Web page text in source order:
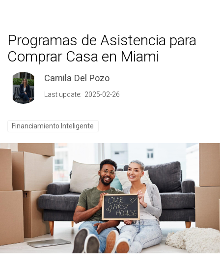
Programas de Asistencia para
Comprar Casa en Miami
Camila Del Pozo
Last update: 2025-02-26
Financiamiento Inteligente